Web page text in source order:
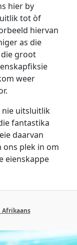
hier by
tot òf
hiervan
as die
die groot
weer
nie uitsluitlik
fantastika
daarvan
plek in om
eienskappe
Afrikaans